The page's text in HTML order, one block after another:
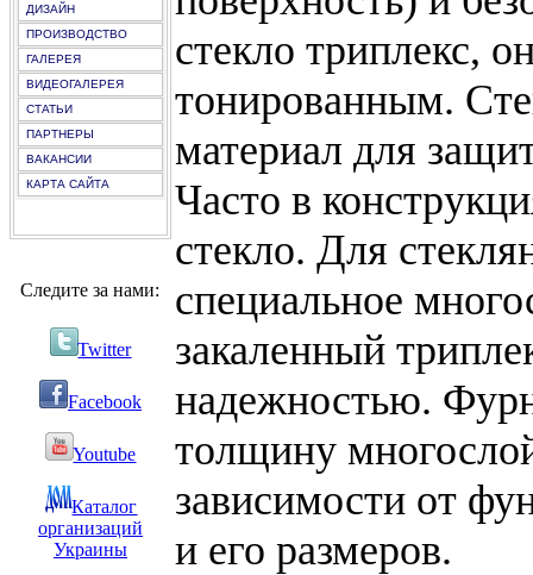
ДИЗАЙН
ПРОИЗВОДСТВО
ГАЛЕРЕЯ
ВИДЕОГАЛЕРЕЯ
СТАТЬИ
ПАРТНЕРЫ
ВАКАНСИИ
КАРТА САЙТА
Следите за нами:
Twitter
Facebook
Youtube
Каталог
организаций
Украины
стекло триплекс,
тонированным.
материал для
Часто в
стекло. Для
специальное
закаленный
надежностью.
толщину
зависимости от
и его размеров.